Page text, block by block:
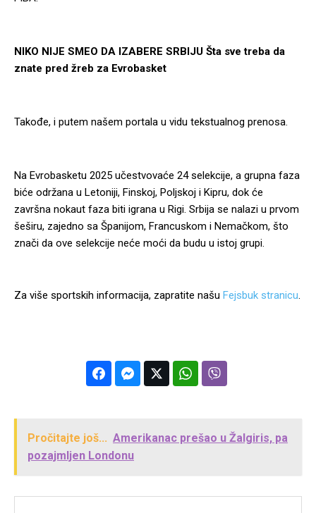
NIKO NIJE SMEO DA IZABERE SRBIJU Šta sve treba da
znate pred žreb za Evrobasket
Takođe, i putem našem portala u vidu tekstualnog prenosa.
Na Evrobasketu 2025 učestvovaće 24 selekcije, a grupna faza
biće održana u Letoniji, Finskoj, Poljskoj i Kipru, dok će
završna nokaut faza biti igrana u Rigi. Srbija se nalazi u prvom
šeširu, zajedno sa Španijom, Francuskom i Nemačkom, što
znači da ove selekcije neće moći da budu u istoj grupi.
Za više sportskih informacija, zapratite našu Fejsbuk stranicu.
Pročitajte još... Amerikanac prešao u Žalgiris, pa
pozajmljen Londonu